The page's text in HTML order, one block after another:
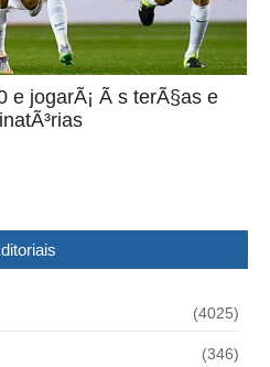
e jogarÃ¡ Ã s terÃ§as e
(4025)
(346)